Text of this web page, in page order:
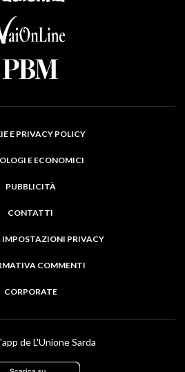
E PRIVACY POLICY
E ECONOMICI
PUBBLICITÀ
CONTATTI
PRIVACY
COMMENTI
CORPORATE
de L'Unione Sarda